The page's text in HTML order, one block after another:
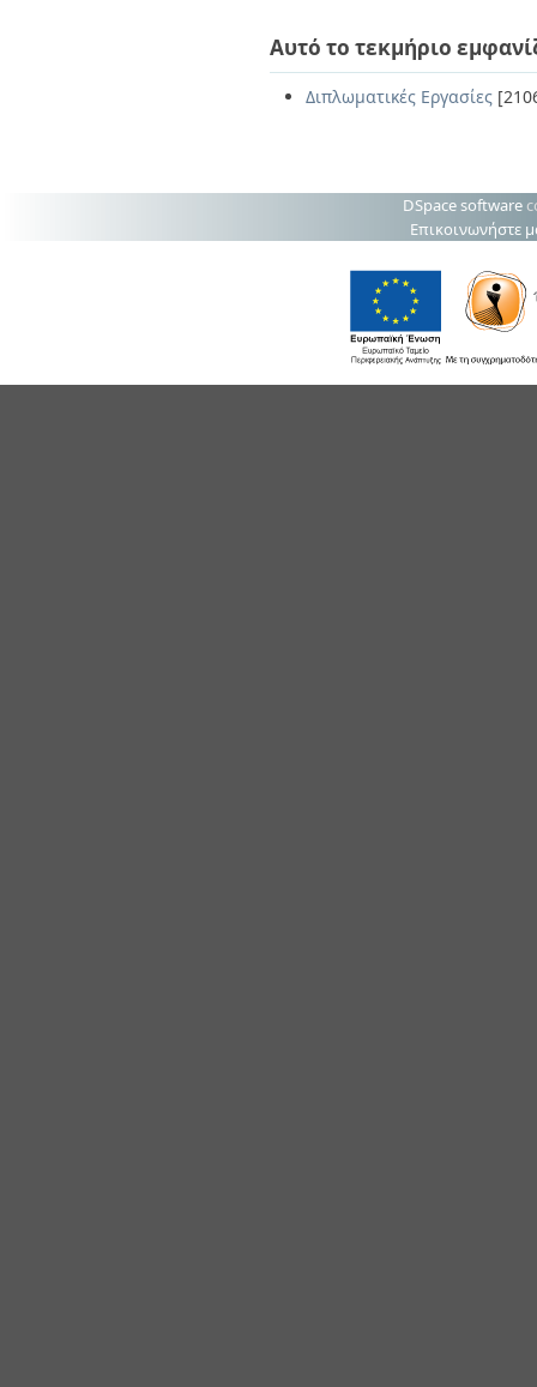
Αυτό το τεκμήριο
Διπλωματικές Εργασίες
DSpace software
Επικοινωνήστε